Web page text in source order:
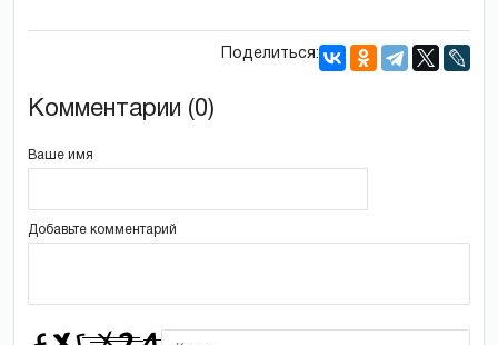
Поделиться:
Комментарии (0)
Ваше имя
Добавьте комментарий